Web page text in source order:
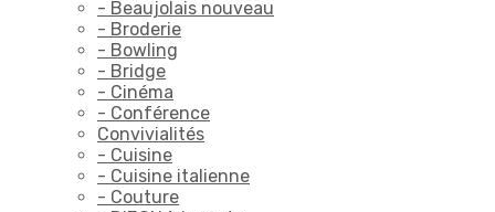
- Beaujolais nouveau
- Broderie
- Bowling
- Bridge
- Cinéma
- Conférence
Convivialités
- Cuisine
- Cuisine italienne
- Couture